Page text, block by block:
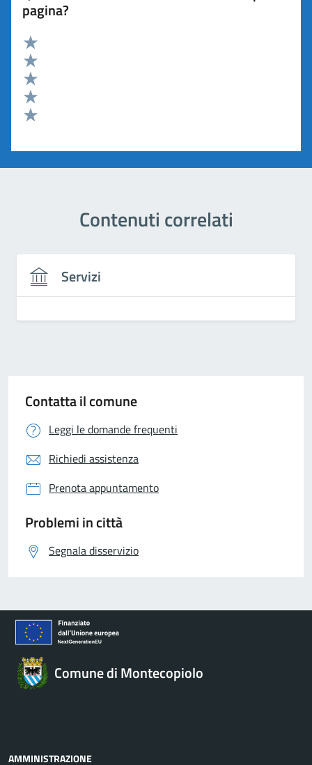
pagina?
Valuta 5 stelle su 5
Valuta 4 stelle su 5
Valuta 3 stelle su 5
Valuta 2 stelle su 5
Contenuti correlati
Servizi
Contatta il comune
Leggi le domande frequenti
Richiedi assistenza
Prenota appuntamento
Problemi in città
Segnala disservizio
Comune di Montecopiolo
AMMINISTRAZIONE